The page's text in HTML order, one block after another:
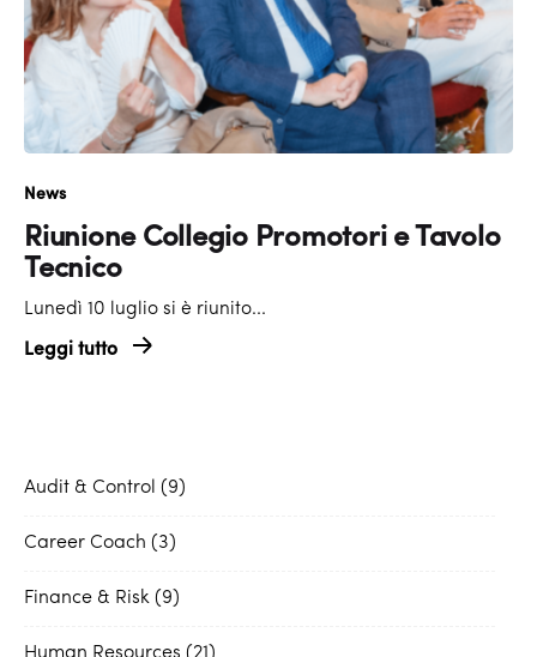
News
Riunione Collegio Promotori e Tavolo
Tecnico
Lunedì 10 luglio si è riunito...
Leggi tutto
Audit & Control 9
Career Coach 3
Finance & Risk 9
Human Resources 21